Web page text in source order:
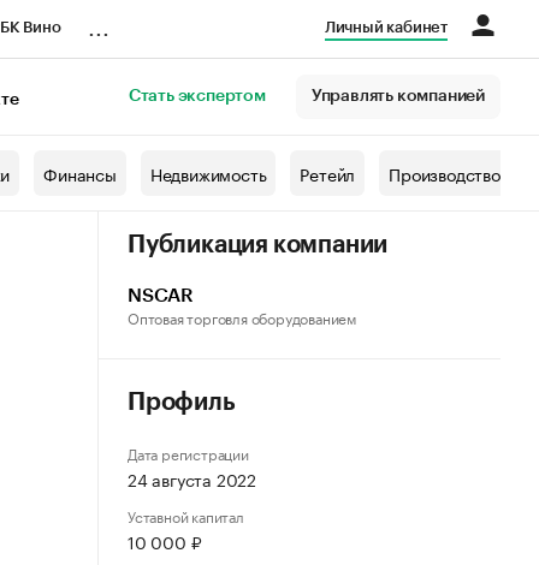
Вино Личный кабинет
Стать экспертом Управлять компанией
Финансы Недвижимость Ретейл Производство
Публикация компании
NSCAR
Оптовая торговля оборудованием
Профиль
Дата регистрации
24 августа 2022
Уставной капитал
10 000 ₽